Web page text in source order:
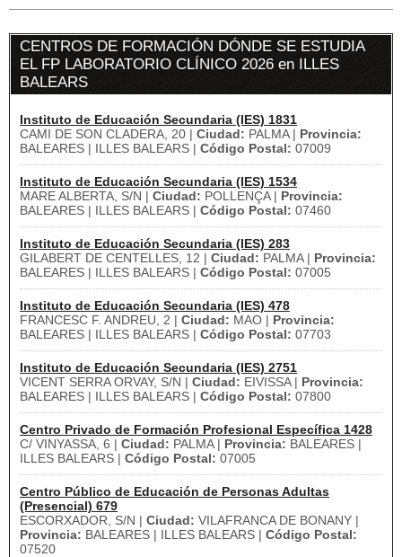
CENTROS DE FORMACIÓN DÓNDE SE ESTUDIA
EL FP LABORATORIO CLÍNICO 2026 en ILLES
BALEARS
Instituto de Educación Secundaria (IES) 1831
CAMI DE SON CLADERA, 20 | Ciudad: PALMA | Provincia:
BALEARES | ILLES BALEARS | Código Postal: 07009
Instituto de Educación Secundaria (IES) 1534
MARE ALBERTA, S/N | Ciudad: POLLENÇA | Provincia:
BALEARES | ILLES BALEARS | Código Postal: 07460
Instituto de Educación Secundaria (IES) 283
GILABERT DE CENTELLES, 12 | Ciudad: PALMA | Provincia:
BALEARES | ILLES BALEARS | Código Postal: 07005
Instituto de Educación Secundaria (IES) 478
FRANCESC F. ANDREU, 2 | Ciudad: MAO | Provincia:
BALEARES | ILLES BALEARS | Código Postal: 07703
Instituto de Educación Secundaria (IES) 2751
VICENT SERRA ORVAY, S/N | Ciudad: EIVISSA | Provincia:
BALEARES | ILLES BALEARS | Código Postal: 07800
Centro Privado de Formación Profesional Específica 1428
C/ VINYASSA, 6 | Ciudad: PALMA | Provincia: BALEARES |
ILLES BALEARS | Código Postal: 07005
Centro Público de Educación de Personas Adultas
(Presencial) 679
ESCORXADOR, S/N | Ciudad: VILAFRANCA DE BONANY |
Provincia: BALEARES | ILLES BALEARS | Código Postal:
07520